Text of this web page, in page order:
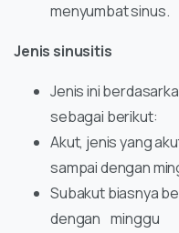
menyumbat sinus.
Jenis sinusitis
Jenis ini
sebagai berikut:
Akut, jenis yang
sampai dengan
Subakut biasnya
dengan minggu